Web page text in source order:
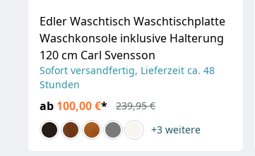
Edler Waschtisch Waschtischplatte
Waschkonsole inklusive Halterung
120 cm Carl Svensson
Sofort versandfertig, Lieferzeit ca. 48
Stunden
ab 100,00 €*
239,95 €
+3 weitere